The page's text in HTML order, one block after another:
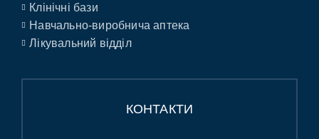
Клінічні бази
Навчально-виробнича аптека
Лікувальний відділ
КОНТАКТИ